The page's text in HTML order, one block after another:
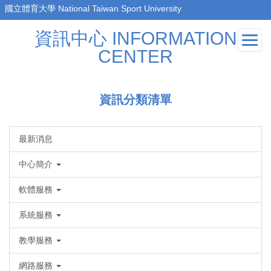
跳
到
資訊中心 INFORMATION
CENTER
資訊分類清單
最新消息
中心簡介
軟體服務
系統服務
教學服務
網路服務